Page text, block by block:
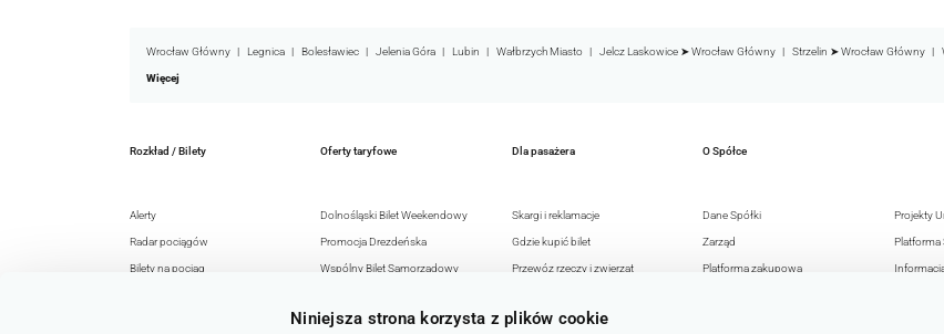
Niniejsza strona korzysta z plików cookie
Wrocław Główny Legnica Bolesławiec Jelenia Góra Lubin Wałbrzych Miasto Jelcz Laskowice ➤ Wrocław Główny Strzelin ➤ Wrocław Główny
Więcej
Rozkład / Bilety
Alerty
Radar pociągów
Bilety na pociąg
Oferty taryfowe
Dolnośląski Bilet Weekendowy
Promocja Drezdeńska
Wspólny Bilet Samorządowy
Senior 60+
Dla pasażera
Skargi i reklamacje
Gdzie kupić bilet
Przewóz rzeczy i zwierząt
niepełnosprawnością
O Spółce
Dane Spółki
Zarząd
Platforma zakupowa
Projekty
Platforma